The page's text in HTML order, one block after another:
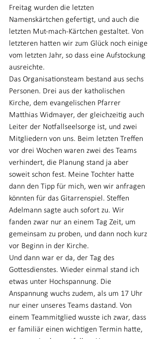
Freitag wurden die letzten
Namenskärtchen gefertigt, und auch die
letzten Mut-mach-Kärtchen gestaltet. Von
letzteren hatten wir zum Glück noch einige
vom letzten Jahr, so dass eine Aufstockung
ausreichte.
Das Organisationsteam bestand aus sechs
Personen. Drei aus der katholischen
Kirche, dem evangelischen Pfarrer
Matthias Widmayer, der gleichzeitig auch
Leiter der Notfallseelsorge ist, und zwei
Mitgliedern von uns. Beim letzten Treffen
vor drei Wochen waren zwei des Teams
verhindert, die Planung stand ja aber
soweit schon fest. Meine Tochter hatte
dann den Tipp für mich, wen wir anfragen
könnten für das Gitarrenspiel. Steffen
Adelmann sagte auch sofort zu. Wir
fanden zwar nur an einem Tag Zeit, um
gemeinsam zu proben, und dann noch kurz
vor Beginn in der Kirche.
Und dann war er da, der Tag des
Gottesdienstes. Wieder einmal stand ich
etwas unter Hochspannung. Die
Anspannung wuchs zudem, als um 17 Uhr
nur einer unseres Teams dastand. Von
einem Teammitglied wusste ich zwar, dass
er familiär einen wichtigen Termin hatte,